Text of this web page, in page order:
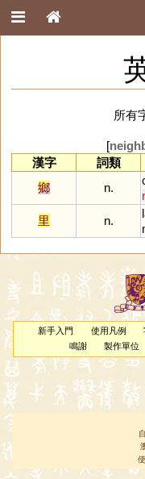
所有
[
漢字
詞類
鄉
n.
里
n.
新手入門 使用凡例
鳴謝
製作單位